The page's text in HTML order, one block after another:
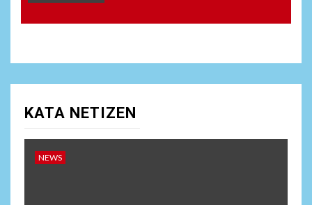
KATA NETIZEN
NEWS